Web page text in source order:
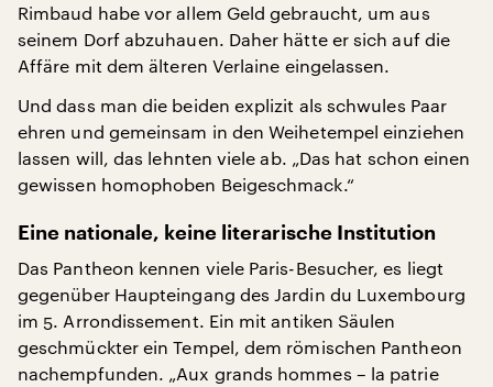
Rimbaud habe vor allem Geld gebraucht, um aus
seinem Dorf abzuhauen. Daher hätte er sich auf die
Affäre mit dem älteren Verlaine eingelassen.
Und dass man die beiden explizit als schwules Paar
ehren und gemeinsam in den Weihetempel einziehen
lassen will, das lehnten viele ab. „Das hat schon einen
gewissen homophoben Beigeschmack.“
Eine nationale, keine literarische Institution
Das Pantheon kennen viele Paris-Besucher, es liegt
gegenüber Haupteingang des Jardin du Luxembourg
im 5. Arrondissement. Ein mit antiken Säulen
geschmückter ein Tempel, dem römischen Pantheon
nachempfunden. „Aux grands hommes – la patrie